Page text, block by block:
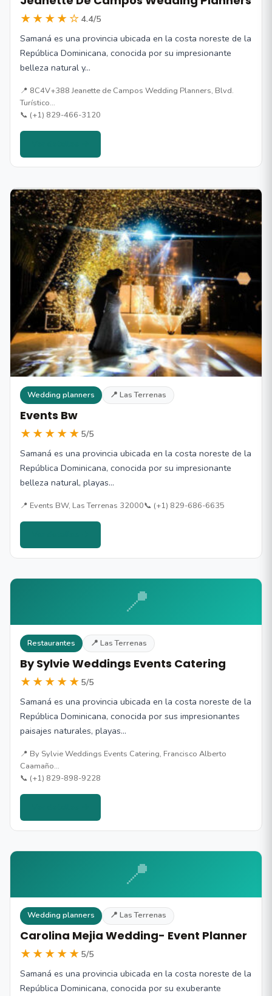
★★★★☆ 4.4/5
Samaná es una provincia ubicada en la costa noreste de la
República Dominicana, conocida por su impresionante
belleza natural y…
📍 8C4V+388 Jeanette de Campos Wedding Planners, Blvd.
Turístico…
📞 (+1) 829-466-3120
Wedding planners 📍 Las Terrenas
Events Bw
★★★★★ 5/5
Samaná es una provincia ubicada en la costa noreste de la
República Dominicana, conocida por su impresionante
belleza natural, playas…
📍 Events BW, Las Terrenas 32000📞 (+1) 829-686-6635
📍
Restaurantes 📍 Las Terrenas
By Sylvie Weddings Events Catering
★★★★★ 5/5
Samaná es una provincia ubicada en la costa noreste de la
República Dominicana, conocida por sus impresionantes
paisajes naturales, playas…
📍 By Sylvie Weddings Events Catering, Francisco Alberto
Caamaño…
📞 (+1) 829-898-9228
📍
Wedding planners 📍 Las Terrenas
Carolina Mejia Wedding- Event Planner
★★★★★ 5/5
Samaná es una provincia ubicada en la costa noreste de la
República Dominicana, conocida por su exuberante